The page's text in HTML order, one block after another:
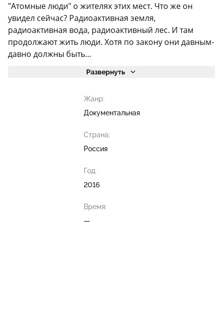
"Атомные люди" о жителях этих мест. Что же он
увидел сейчас? Радиоактивная земля,
радиоактивная вода, радиоактивный лес. И там
продолжают жить люди. Хотя по закону они давным-
давно должны быть...
Развернуть
Жанр:
Документальная
Страна:
Россия
Год:
2016
Время:
—